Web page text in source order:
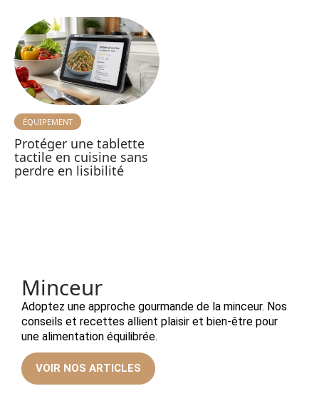
ÉQUIPEMENT
Protéger une tablette
tactile en cuisine sans
perdre en lisibilité
Minceur
Adoptez une approche gourmande de la minceur. Nos
conseils et recettes allient plaisir et bien-être pour
une alimentation équilibrée.
VOIR NOS ARTICLES